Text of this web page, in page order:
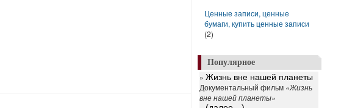
Ценные записи, ценные
бумаги, купить ценные записи
(2)
Популярное
»Жизнь вне нашей планеты
Документальный фильм «Жизнь
вне нашей планеты»